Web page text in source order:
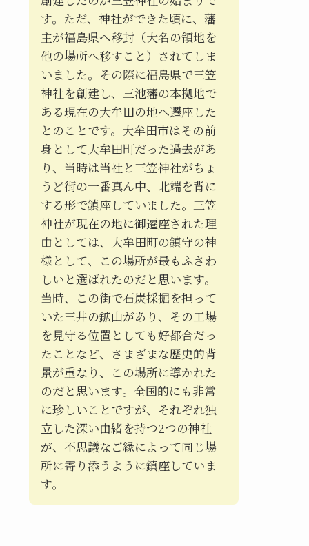
す。ただ、神社ができた頃に、藩
主が福島県へ移封（大名の領地を
他の場所へ移すこと）されてしま
いました。その際に福島県で三笠
神社を創建し、三池藩の本拠地で
ある現在の大牟田の地へ遷座した
とのことです。大牟田市はその前
身として大牟田町だった過去があ
り、当時は当社と三笠神社がちょ
うど街の一番真ん中、北端を背に
する形で鎮座していました。三笠
神社が現在の地に御遷座された理
由としては、大牟田町の鎮守の神
様として、この場所が最もふさわ
しいと選ばれたのだと思います。
当時、この街で石炭採掘を担って
いた三井の鉱山があり、その工場
を見守る位置としても好都合だっ
たことなど、さまざまな歴史的背
景が重なり、この場所に導かれた
のだと思います。全国的にも非常
に珍しいことですが、それぞれ独
立した深い由緒を持つ2つの神社
が、不思議なご縁によって同じ場
所に寄り添うように鎮座していま
す。